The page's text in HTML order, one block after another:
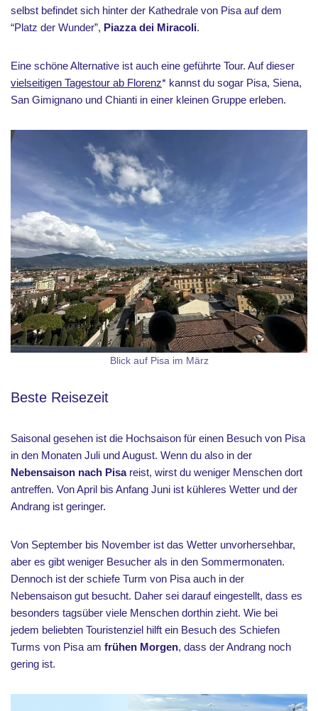
selbst befindet sich hinter der Kathedrale von Pisa auf dem
“Platz der Wunder”, Piazza dei Miracoli.
Eine schöne Alternative ist auch eine geführte Tour. Auf dieser
vielseitigen Tagestour ab Florenz* kannst du sogar Pisa, Siena,
San Gimignano und Chianti in einer kleinen Gruppe erleben.
Blick auf Pisa im März
Beste Reisezeit
Saisonal gesehen ist die Hochsaison für einen Besuch von Pisa
in den Monaten Juli und August. Wenn du also in der
Nebensaison nach Pisa reist, wirst du weniger Menschen dort
antreffen. Von April bis Anfang Juni ist kühleres Wetter und der
Andrang ist geringer.
Von September bis November ist das Wetter unvorhersehbar,
aber es gibt weniger Besucher als in den Sommermonaten.
Dennoch ist der schiefe Turm von Pisa auch in der
Nebensaison gut besucht. Daher sei darauf eingestellt, dass es
besonders tagsüber viele Menschen dorthin zieht. Wie bei
jedem beliebten Touristenziel hilft ein Besuch des Schiefen
Turms von Pisa am frühen Morgen, dass der Andrang noch
gering ist.